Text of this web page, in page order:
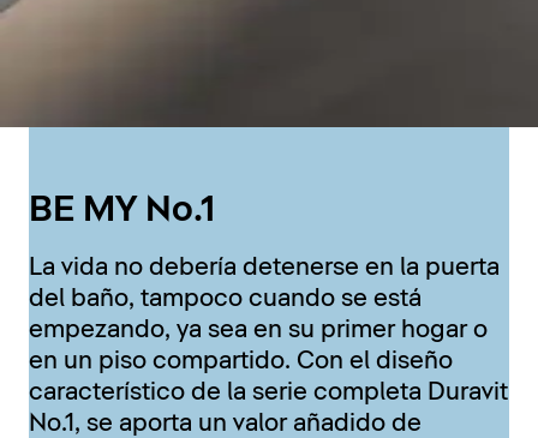
BE MY No.1
La vida no debería detenerse en la puerta
del baño, tampoco cuando se está
empezando, ya sea en su primer hogar o
en un piso compartido. Con el diseño
característico de la serie completa Duravit
No.1, se aporta un valor añadido de